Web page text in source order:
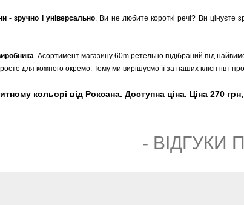
- зручно і універсально. Ви не любите короткі речі? Ви цінуєте
. Асортимент магазину 60m ретельно підібраний під
для кожного окремо. Тому ми вирішуємо її за наших клієнтів і
кольорі від Роксана. Доступна ціна. Ціна 270
- ВIДГУКИ